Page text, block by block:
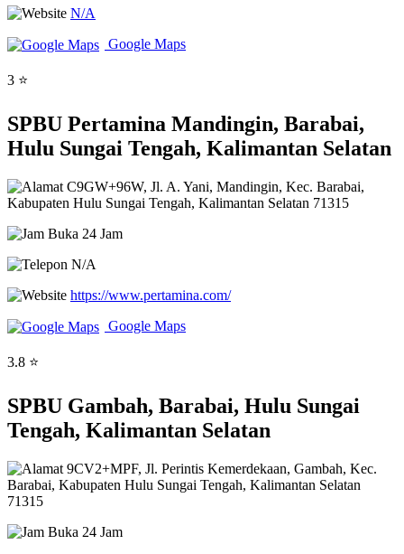
N/A
Google Maps
3 ⭐
SPBU Pertamina Mandingin, Barabai,
Hulu Sungai Tengah, Kalimantan Selatan
C9GW+96W, Jl. A. Yani, Mandingin, Kec. Barabai,
Kabupaten Hulu Sungai Tengah, Kalimantan Selatan 71315
Buka 24 Jam
N/A
https://www.pertamina.com/
Google Maps
3.8 ⭐
SPBU Gambah, Barabai, Hulu Sungai
Tengah, Kalimantan Selatan
9CV2+MPF, Jl. Perintis Kemerdekaan, Gambah, Kec.
Barabai, Kabupaten Hulu Sungai Tengah, Kalimantan Selatan
71315
Buka 24 Jam